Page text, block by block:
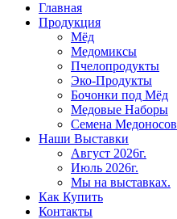
Главная
Продукция
Мёд
Медомиксы
Пчелопродукты
Эко-Продукты
Бочонки под Мёд
Медовые Наборы
Семена Медоносов
Наши Выставки
Август 2026г.
Июль 2026г.
Мы на выставках.
Как Купить
Контакты